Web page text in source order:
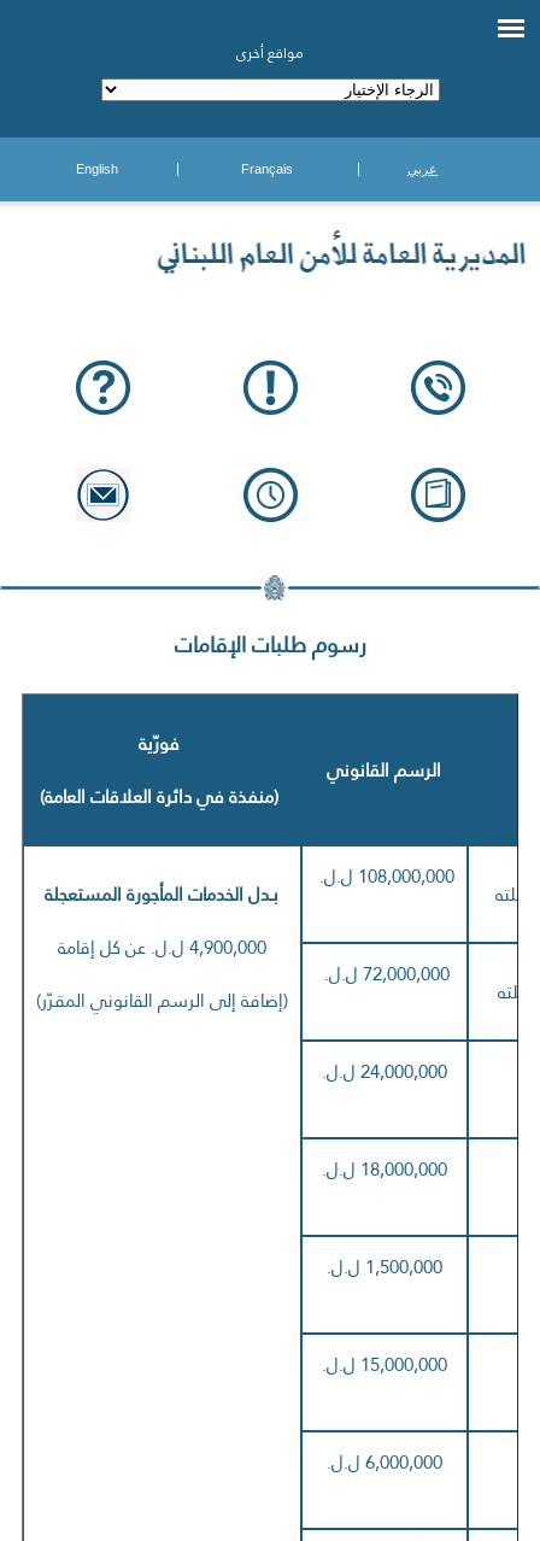
مواقع أخرى
عربي Français
English
رسوم طلبات الإقامات
فورّية
(منفذة في دائرة العلاقات العامة)
الرسم القانوني
بـدل الخدمات المأجورة المستعجلة
4,900,000 ل.ل. عن كل إقامة
(إضافة إلى الرسم القانوني المقرّر)
108,000,000 ل.ل.
72,000,000 ل.ل.
24,000,000 ل.ل.
18,000,000 ل.ل.
1,500,000 ل.ل.
15,000,000 ل.ل.
6,000,000 ل.ل.